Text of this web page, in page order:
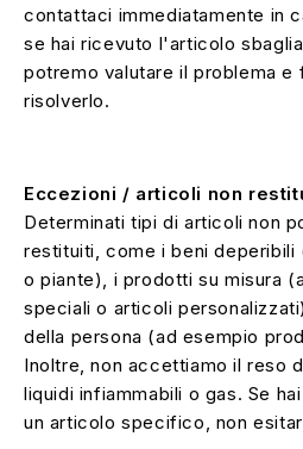
contattaci immediatamente in
se hai ricevuto l'articolo
potremo valutare il problema e
risolverlo.
Eccezioni / articoli non
Determinati tipi di articoli non
restituiti, come i beni
o piante), i prodotti su misura
speciali o articoli
della persona (ad esempio
Inoltre, non accettiamo il reso
liquidi infiammabili o gas. Se
un articolo specifico, non